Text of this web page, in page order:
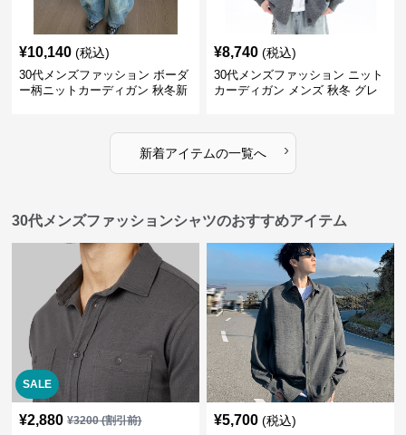
¥10,140 (税込)
30代メンズファッション ボーダ
ー柄ニットカーディガン 秋冬新
¥8,740 (税込)
30代メンズファッション ニット
カーディガン メンズ 秋冬 グレ
新着アイテムの一覧へ ›
30代メンズファッションシャツのおすすめアイテム
SALE
¥2,880 ¥3200(割引前) ¥5,700 (税込)